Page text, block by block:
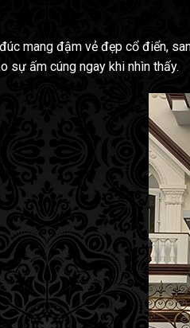
mang đậm vẻ đẹp cổ điển,
sự ấm cúng ngay khi nhìn thấy.